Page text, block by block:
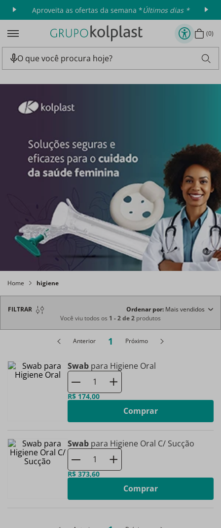
Aproveita as ofertas da semana *Últimos dias *
0
Home higiene
FILTRAR Ordenar por Mais vendidos
Você viu todos os 1 -2de2 produtos
Anterior 1 Próximo
Swab para Higiene Oral
R$ 174,00
Comprar
Swab para Higiene Oral C/ Sucção
R$ 373,60
Comprar